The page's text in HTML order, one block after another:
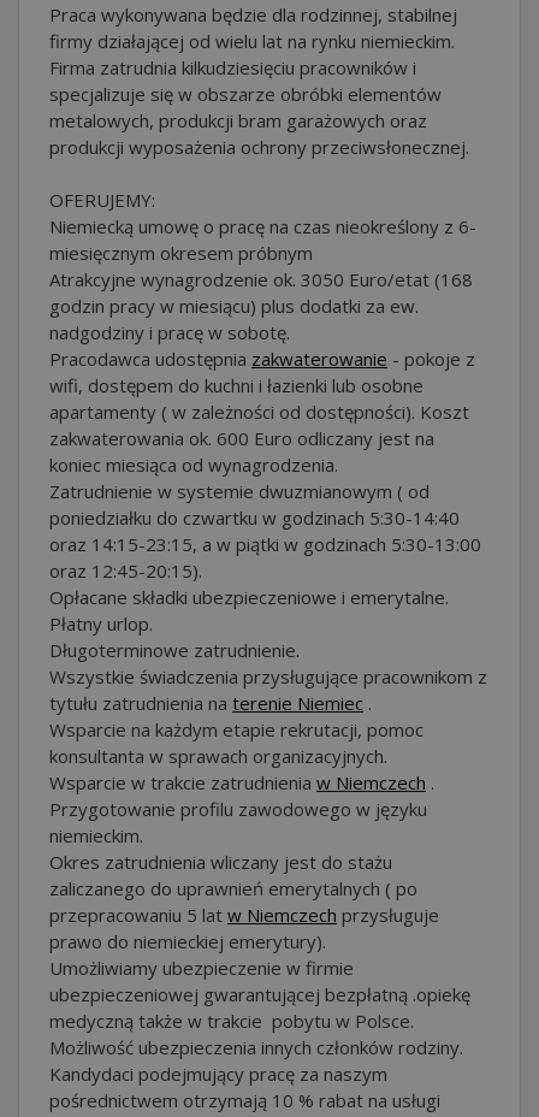
Praca wykonywana będzie dla rodzinnej, stabilnej
firmy działającej od wielu lat na rynku niemieckim.
Firma zatrudnia kilkudziesięciu pracowników i
specjalizuje się w obszarze obróbki elementów
metalowych, produkcji bram garażowych oraz
produkcji wyposażenia ochrony przeciwsłonecznej.
OFERUJEMY:
Niemiecką umowę o pracę na czas nieokreślony z 6-
miesięcznym okresem próbnym
Atrakcyjne wynagrodzenie ok. 3050 Euro/etat (168
godzin pracy w miesiącu) plus dodatki za ew.
nadgodziny i pracę w sobotę.
Pracodawca udostępnia zakwaterowanie - pokoje z
wifi, dostępem do kuchni i łazienki lub osobne
apartamenty ( w zależności od dostępności). Koszt
zakwaterowania ok. 600 Euro odliczany jest na
koniec miesiąca od wynagrodzenia.
Zatrudnienie w systemie dwuzmianowym ( od
poniedziałku do czwartku w godzinach 5:30-14:40
oraz 14:15-23:15, a w piątki w godzinach 5:30-13:00
oraz 12:45-20:15).
Opłacane składki ubezpieczeniowe i emerytalne.
Płatny urlop.
Długoterminowe zatrudnienie.
Wszystkie świadczenia przysługujące pracownikom z
tytułu zatrudnienia na terenie Niemiec .
Wsparcie na każdym etapie rekrutacji, pomoc
konsultanta w sprawach organizacyjnych.
Wsparcie w trakcie zatrudnienia w Niemczech .
Przygotowanie profilu zawodowego w języku
niemieckim.
Okres zatrudnienia wliczany jest do stażu
zaliczanego do uprawnień emerytalnych ( po
przepracowaniu 5 lat w Niemczech przysługuje
prawo do niemieckiej emerytury).
Umożliwiamy ubezpieczenie w firmie
ubezpieczeniowej gwarantującej bezpłatną .opiekę
medyczną także w trakcie pobytu w Polsce.
Możliwość ubezpieczenia innych członków rodziny.
Kandydaci podejmujący pracę za naszym
pośrednictwem otrzymają 10 % rabat na usługi